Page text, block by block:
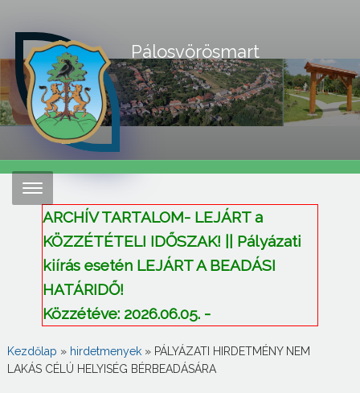
Pálosvörösmart
ARCHÍV TARTALOM- LEJÁRT a
KÖZZÉTÉTELI IDŐSZAK! || Pályázati
kiírás esetén LEJÁRT A BEADÁSI
HATÁRIDŐ!
Közzétéve: 2026.06.05. -
Kezdőlap » hirdetmenyek» PÁLYÁZATI HIRDETMÉNY NEM
LAKÁS CÉLÚ HELYISÉG BÉRBEADÁSÁRA